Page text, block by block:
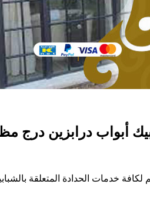
خدمات الحدادة المتعلقة